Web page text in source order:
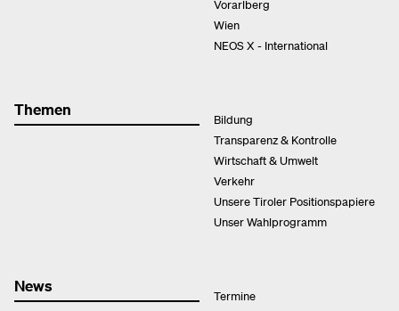
Vorarlberg
Wien
NEOS X - International
Themen
Bildung
Transparenz & Kontrolle
Wirtschaft & Umwelt
Verkehr
Unsere Tiroler Positionspapiere
Unser Wahlprogramm
News
Termine